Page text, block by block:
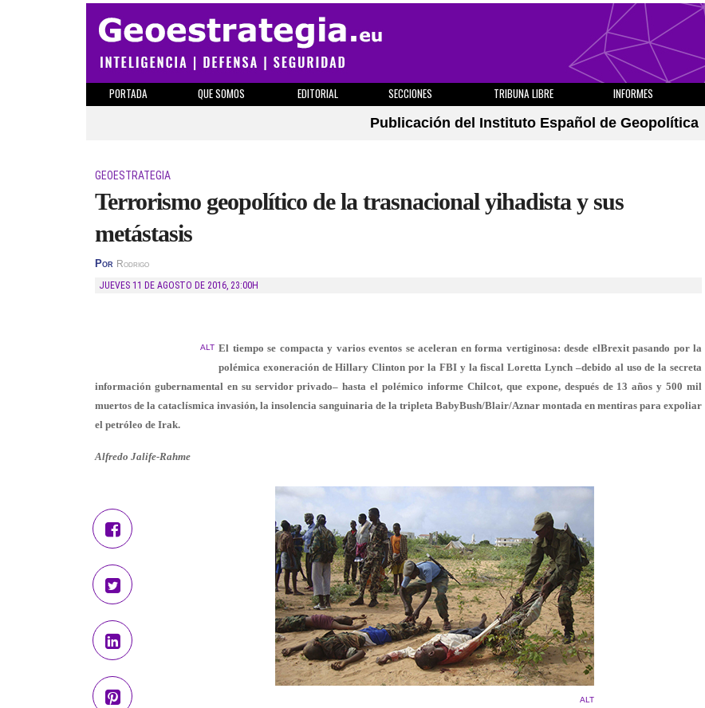
PORTADA QUE SOMOS EDITORIAL SECCIONES TRIBUNA LIBRE INFORMES
Publicación del Instituto Español de Geopolítica
GEOESTRATEGIA
Terrorismo geopolítico de la trasnacional yihadista y sus
metástasis
Por Rodrigo
JUEVES 11 DE AGOSTO DE 2016, 23:00H
ALT El tiempo se compacta y varios eventos se aceleran en forma vertiginosa: desde elBrexit pasando por la
polémica exoneración de Hillary Clinton por la FBI y la fiscal Loretta Lynch –debido al uso de la secreta
información gubernamental en su servidor privado– hasta el polémico informe Chilcot, que expone, después de 13 años y 500 mil
muertos de la cataclísmica invasión, la insolencia sanguinaria de la tripleta BabyBush/Blair/Aznar montada en mentiras para expoliar
el petróleo de Irak.
Alfredo Jalife-Rahme
ALT